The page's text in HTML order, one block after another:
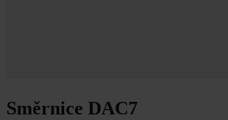
Směrnice DAC7